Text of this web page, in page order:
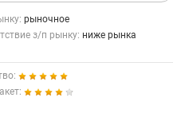
рыночное
з/п рынку: ниже рынка